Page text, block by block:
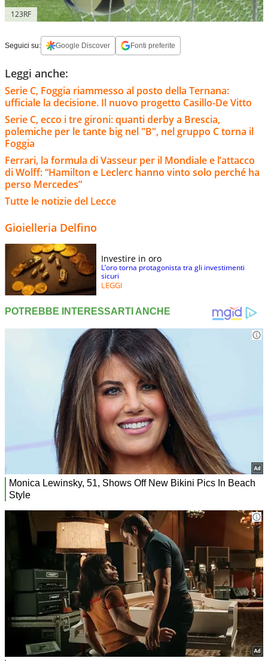
123RF
Seguici su: Google Discover Fonti preferite
Leggi anche:
Serie C, Foggia riammesso al posto della Ternana:
ufficiale la decisione. Il nuovo progetto Casillo-De Vitto
Serie C, ecco i tre gironi: quanti derby a Brescia,
polemiche per le tante big nel "B", nel gruppo C torna il
Foggia
Ferrari, la formula di Vasseur per il Mondiale e l’attacco
di Wolff: “Hamilton e Leclerc hanno vinto solo perché ha
perso Mercedes”
Tutte le notizie del Lecce
Gioielleria Delfino
Investire in oro
L’oro torna protagonista tra gli investimenti
sicuri
LEGGI